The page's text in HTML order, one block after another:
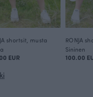
shortsit, musta
EUR
RONJA
Sininen
100.00